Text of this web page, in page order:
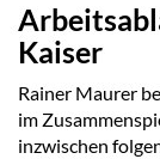
Kaiser
Rainer Maurer
im
inzwischen